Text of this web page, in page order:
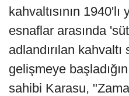
kahvaltısının 1940'lı
esnaflar arasında
adlandırılan
gelişmeye
sahibi Karasu,